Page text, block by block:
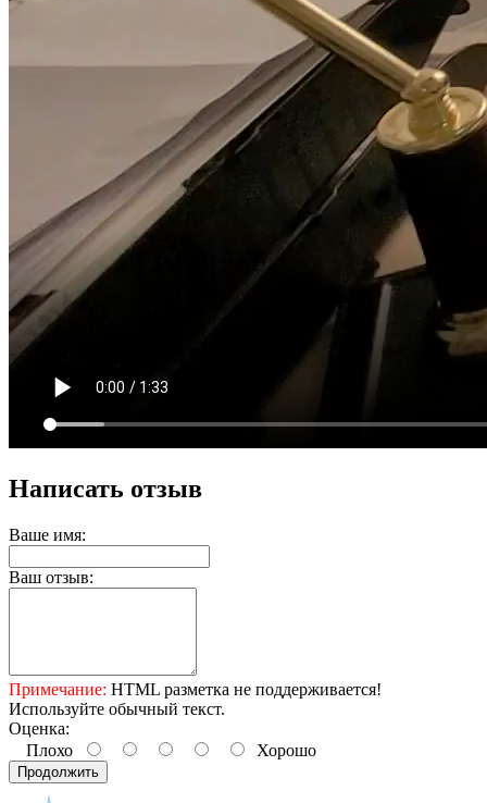
Написать отзыв
Ваше имя:
Ваш отзыв:
Примечание: HTML разметка не поддерживается!
Используйте обычный текст.
Оценка:
Плохо
Хорошо
Продолжить